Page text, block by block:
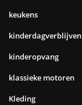
keukens
kinderdagverblijven
kinderopvang
klassieke motoren
Kleding